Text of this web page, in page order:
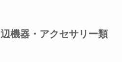
機器・アクセサリー類